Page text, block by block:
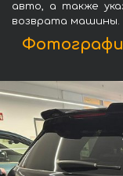
авто, а также
возврата машины.